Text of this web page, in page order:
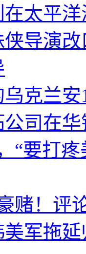
太平
导演
克兰
公司在
“要打
赌！评
军拖